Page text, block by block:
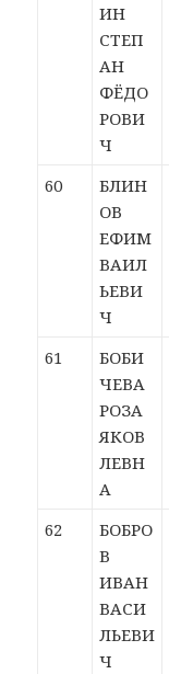
ИН
СТЕП
АН
ФЁДО
РОВИ
Ч
60
БЛИН
ОВ
ЕФИМ
ВАИЛ
ЬЕВИ
Ч
61
БОБИ
ЧЕВА
РОЗА
ЯКОВ
ЛЕВН
А
62
БОБРО
В
ИВАН
ВАСИ
ЛЬЕВИ
Ч